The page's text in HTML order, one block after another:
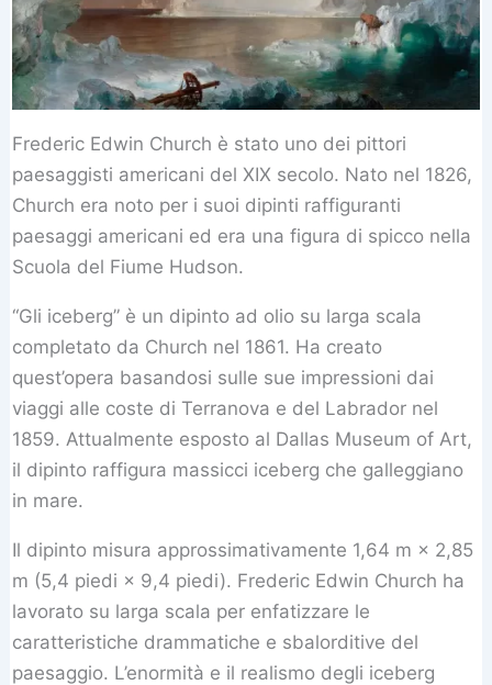
Frederic Edwin Church è stato uno dei pittori
paesaggisti americani del XIX secolo. Nato nel 1826,
Church era noto per i suoi dipinti raffiguranti
paesaggi americani ed era una figura di spicco nella
Scuola del Fiume Hudson.
“Gli iceberg” è un dipinto ad olio su larga scala
completato da Church nel 1861. Ha creato
quest’opera basandosi sulle sue impressioni dai
viaggi alle coste di Terranova e del Labrador nel
1859. Attualmente esposto al Dallas Museum of Art,
il dipinto raffigura massicci iceberg che galleggiano
in mare.
Il dipinto misura approssimativamente 1,64 m × 2,85
m (5,4 piedi × 9,4 piedi). Frederic Edwin Church ha
lavorato su larga scala per enfatizzare le
caratteristiche drammatiche e sbalorditive del
paesaggio. L’enormità e il realismo degli iceberg